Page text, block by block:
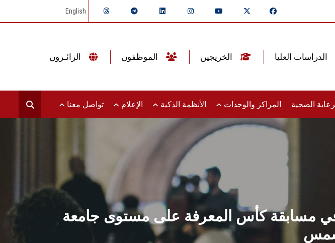
English
الصحية المراكز والوحدات الأنظمة الذكية الإعلام تواصل معنا
في مسابقة كأس المعرفة على مستوى جامعة